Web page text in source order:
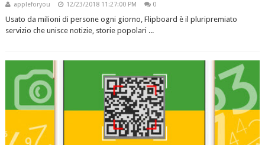
appleforyou 12/23/2018 11:27:00 PM 0
Usato da milioni di persone ogni giorno, Flipboard è il pluripremiato
servizio che unisce notizie, storie popolari ...